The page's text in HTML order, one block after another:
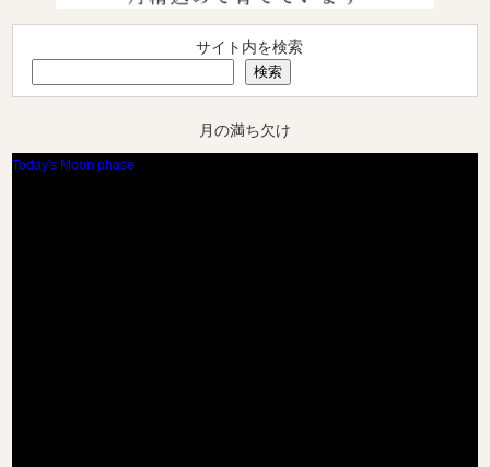
サイト内を検索
検索
月の満ち欠け
Today's Moon phase